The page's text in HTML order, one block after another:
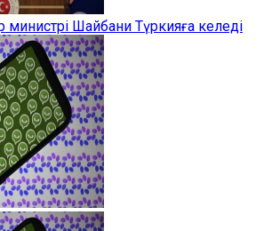
министрі Шайбани Түркияға келеді